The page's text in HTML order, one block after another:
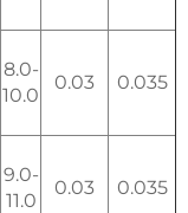
8.0-
10.0
0.03 0.035
9.0-
11.0
0.03 0.035